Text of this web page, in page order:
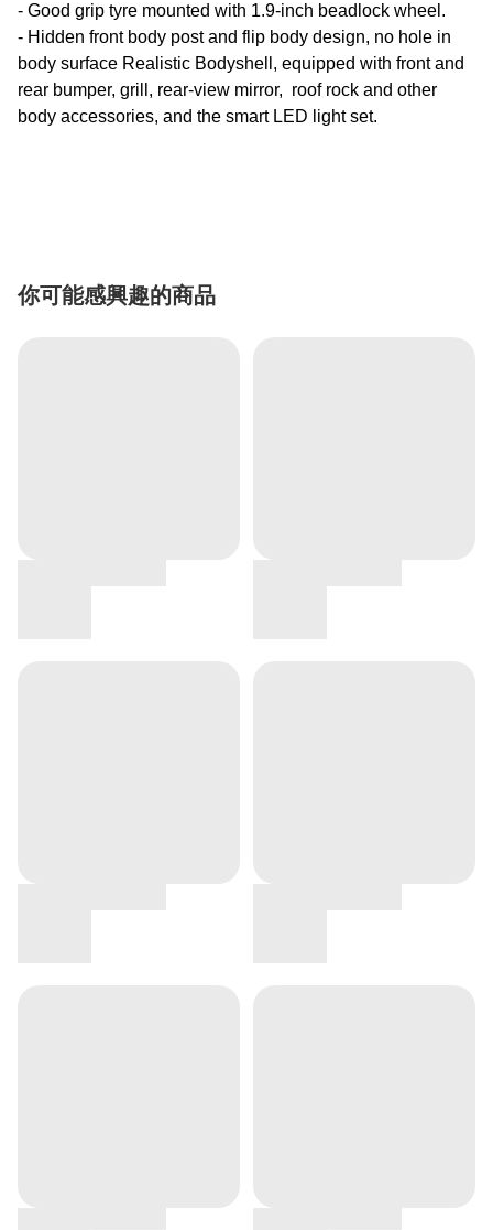
- Good grip tyre mounted with 1.9-inch beadlock wheel.
- Hidden front body post and flip body design, no hole in
body surface Realistic Bodyshell, equipped with front and
rear bumper, grill, rear-view mirror, roof rock and other
body accessories, and the smart LED light set.
你可能感興趣的商品